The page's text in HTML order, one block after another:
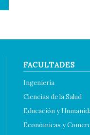
FACULTADES
Ingeniería
Ciencias de la Salud
Educación y
Económicas y